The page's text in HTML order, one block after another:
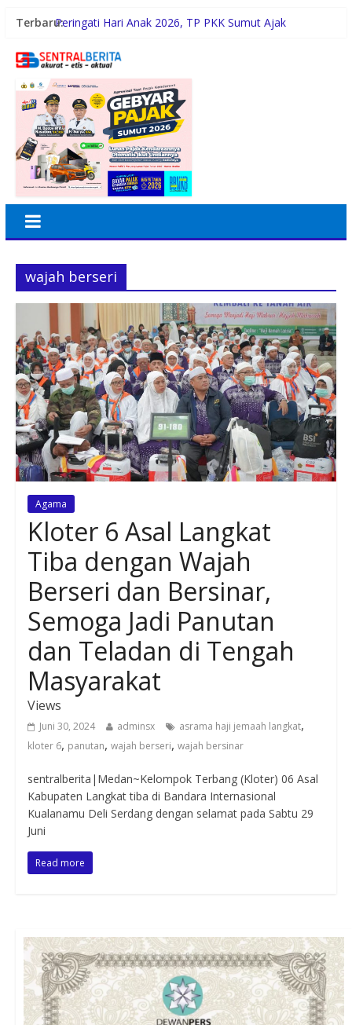
Terbaru:Peringati Hari Anak 2026, TP PKK Sumut Ajak
Predictive Call Barantum untuk Tingkatkan Efisiensi
PD AIJ Sumut Kembali Amankan Aset Pemprov di
Binjai, Lima Rumah Dinas Eks Bioskop Ria Dibongkar
Gandeng Komisi Informasi, Pemko Medan Sosialisasi
Permendagri No. 2 Tahun 2026
Operasional Minimarket Semakin Kompleks, Sistem
POS Jadi Andalan Kelola Transaksi dan Stok
wajah berseri
Agama
Kloter 6 Asal Langkat
Tiba dengan Wajah
Berseri dan Bersinar,
Semoga Jadi Panutan
dan Teladan di Tengah
Masyarakat
Views
Juni 30, 2024 adminsx asrama haji jemaah langkat,
kloter 6, panutan, wajah berseri, wajah bersinar
sentralberita|Medan~Kelompok Terbang (Kloter) 06 Asal
Kabupaten Langkat tiba di Bandara Internasional
Kualanamu Deli Serdang dengan selamat pada Sabtu 29
Juni
Read more